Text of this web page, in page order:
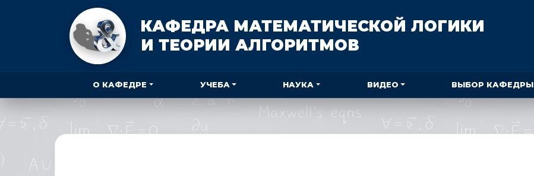
КАФЕДРА МАТЕМАТИЧЕСКОЙ ЛОГИКИ
И ТЕОРИИ АЛГОРИТМОВ
О КАФЕДРЕ УЧЕБА НАУКА ВИДЕО ВЫБОР КАФЕДРЫ